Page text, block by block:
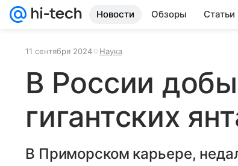
Новости Обзоры Статьи
11 сентября 2024 Наука
В России
гигантских
В Приморском карьере,